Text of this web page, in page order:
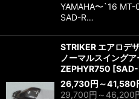
YAMAHA〜`16 MT-
SAD-R…
STRIKER エアロデ
ノーマルスイング
ZEPHYR750 [
26,730円 ～41,580
29,700円 ～46,200